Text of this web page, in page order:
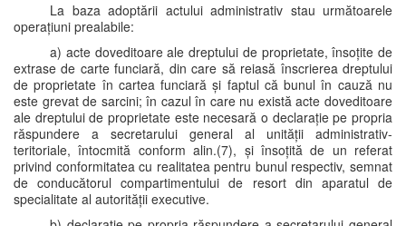
La baza adoptării actului administrativ stau următoarele
operațiuni prealabile:
a) acte doveditoare ale dreptului de proprietate, însoțite de
extrase de carte funciară, din care să reiasă înscrierea dreptului
de proprietate în cartea funciară și faptul că bunul în cauză nu
este grevat de sarcini; în cazul în care nu există acte doveditoare
ale dreptului de proprietate este necesară o declarație pe propria
răspundere a secretarului general al unității administrativ-
teritoriale, întocmită conform alin.(7), și însoțită de un referat
privind conformitatea cu realitatea pentru bunul respectiv, semnat
de conducătorul compartimentului de resort din aparatul de
specialitate al autorității executive.